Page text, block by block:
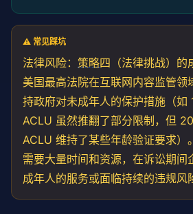
⚠️ 常见踩坑
法律风险： 策略四（法律挑战）的
美国最高法院在互联网内容监管领
持政府对未成年人的保护措施（如
ACLU 虽然推翻了部分限制，但
ACLU 维持了某些年龄验证要求）
需要大量时间和资源，在诉讼期间
成年人的服务或面临持续的违规风